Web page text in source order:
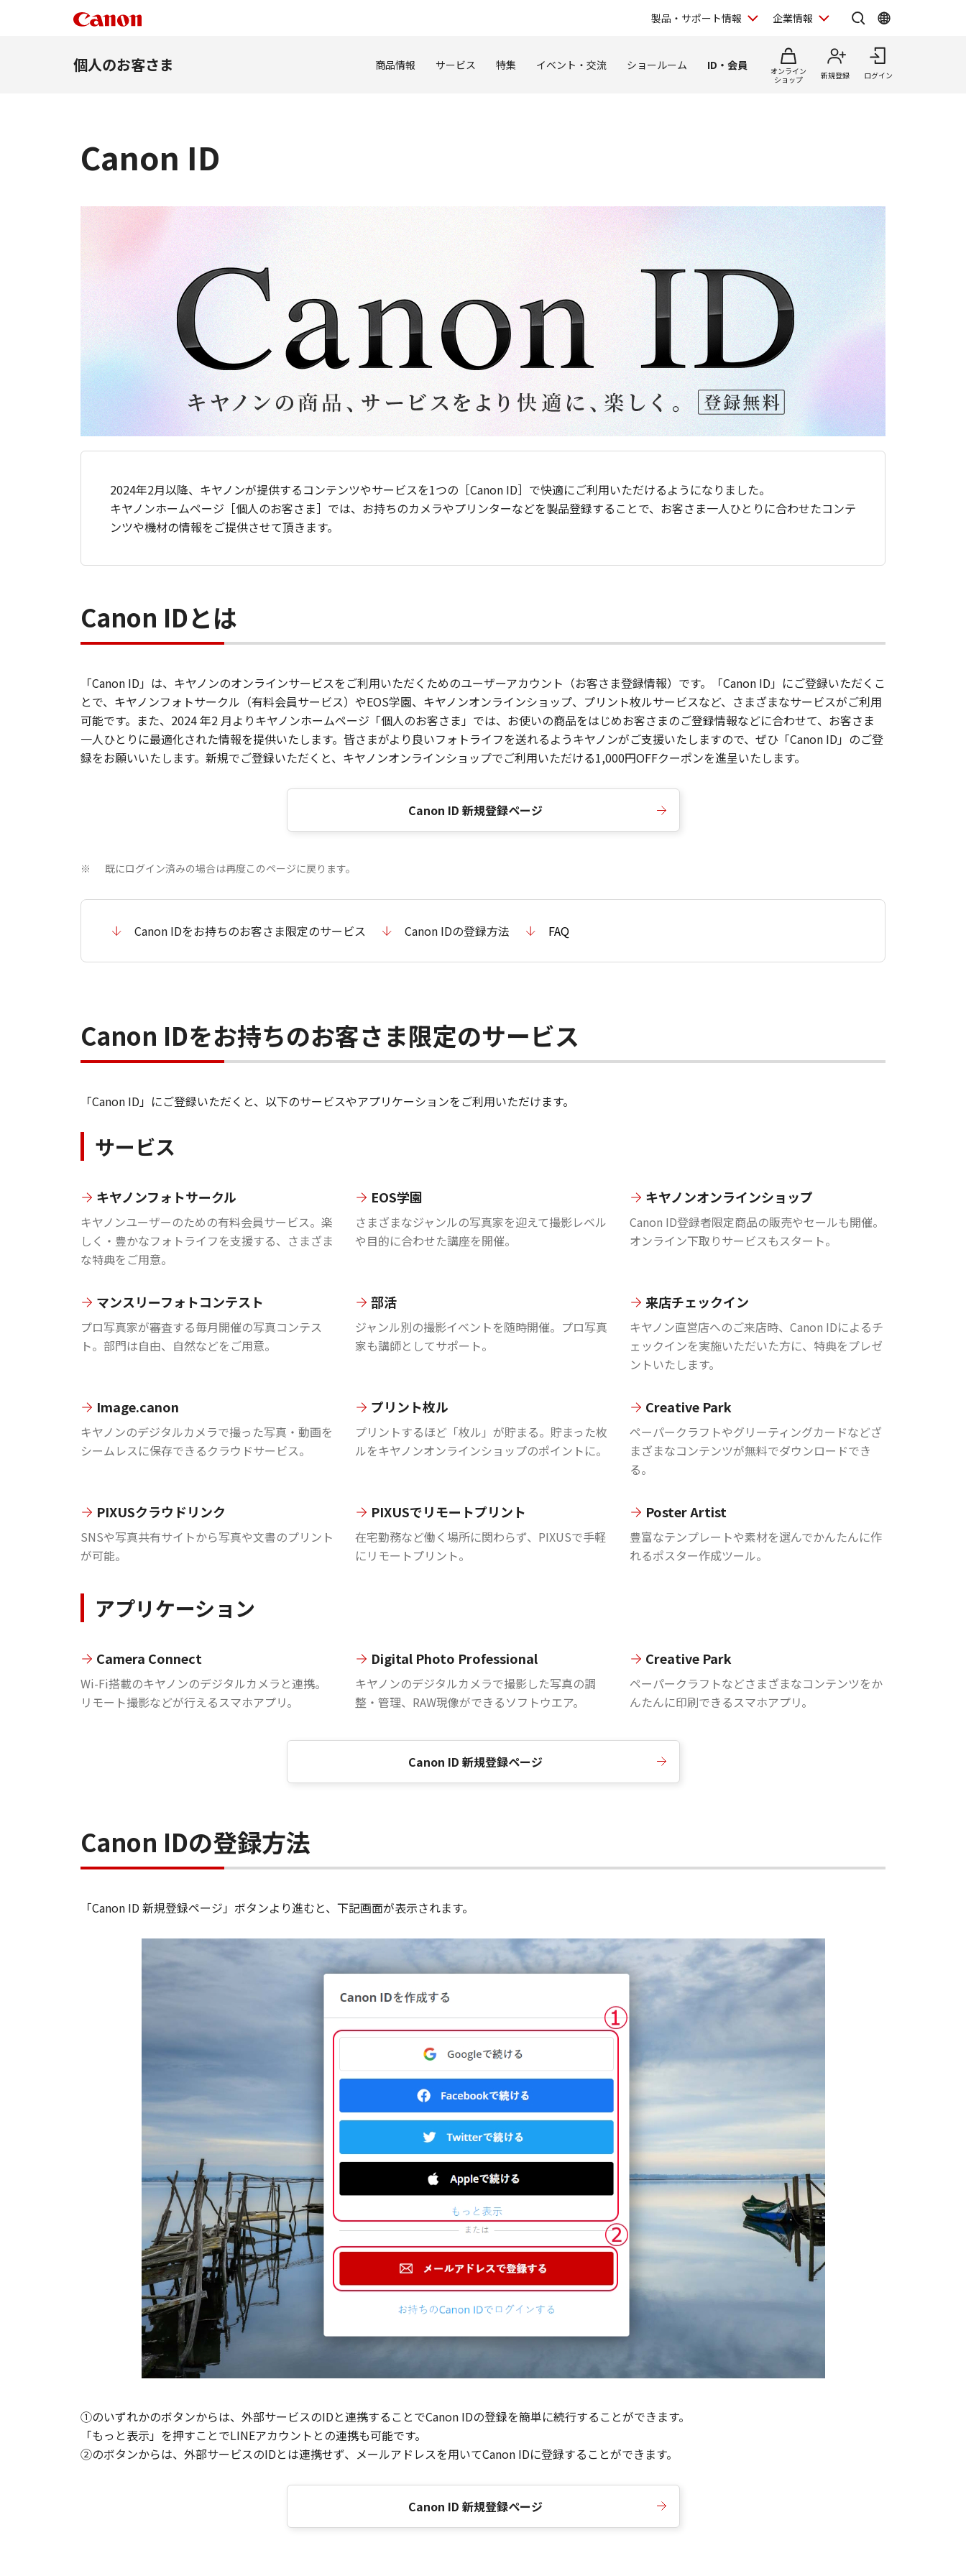
製品・サポート情報 企業情報
個人のお客さま 商品情報 サービス 特集 イベント・交流 ショールーム ID・会員
オンライン
ショップ
新規登録 ログイン
Canon ID
2024年2月以降、キヤノンが提供するコンテンツやサービスを1つの［Canon ID］で快適にご利用いただけるようになりました。
キヤノンホームページ［個人のお客さま］では、お持ちのカメラやプリンターなどを製品登録することで、お客さま一人ひとりに合わせたコンテ
ンツや機材の情報をご提供させて頂きます。
Canon IDとは
「Canon ID」は、キヤノンのオンラインサービスをご利用いただくためのユーザーアカウント（お客さま登録情報）です。「Canon ID」にご登録いただくこ
とで、キヤノンフォトサークル（有料会員サービス）やEOS学園、キヤノンオンラインショップ、プリント枚ルサービスなど、さまざまなサービスがご利用
可能です。また、2024 年2 月よりキヤノンホームページ「個人のお客さま」では、お使いの商品をはじめお客さまのご登録情報などに合わせて、お客さま
一人ひとりに最適化された情報を提供いたします。皆さまがより良いフォトライフを送れるようキヤノンがご支援いたしますので、ぜひ「Canon ID」のご登
録をお願いいたします。新規でご登録いただくと、キヤノンオンラインショップでご利用いただける1,000円OFFクーポンを進呈いたします。
Canon ID 新規登録ページ
※ 既にログイン済みの場合は再度このページに戻ります。
Canon IDをお持ちのお客さま限定のサービス Canon IDの登録方法 FAQ
Canon IDをお持ちのお客さま限定のサービス
「Canon ID」にご登録いただくと、以下のサービスやアプリケーションをご利用いただけます。
サービス
キヤノンフォトサークル
キヤノンユーザーのための有料会員サービス。楽
しく・豊かなフォトライフを支援する、さまざま
な特典をご用意。
EOS学園
さまざまなジャンルの写真家を迎えて撮影レベル
や目的に合わせた講座を開催。
キヤノンオンラインショップ
Canon ID登録者限定商品の販売やセールも開催。
オンライン下取りサービスもスタート。
マンスリーフォトコンテスト
プロ写真家が審査する毎月開催の写真コンテス
ト。部門は自由、自然などをご用意。
部活
ジャンル別の撮影イベントを随時開催。プロ写真
家も講師としてサポート。
来店チェックイン
キヤノン直営店へのご来店時、Canon IDによるチ
ェックインを実施いただいた方に、特典をプレゼ
ントいたします。
Image.canon
キヤノンのデジタルカメラで撮った写真・動画を
シームレスに保存できるクラウドサービス。
プリント枚ル
プリントするほど「枚ル」が貯まる。貯まった枚
ルをキヤノンオンラインショップのポイントに。
Creative Park
ペーパークラフトやグリーティングカードなどざ
まざまなコンテンツが無料でダウンロードでき
る。
PIXUSクラウドリンク
SNSや写真共有サイトから写真や文書のプリント
が可能。
PIXUSでリモートプリント
在宅勤務など働く場所に関わらず、PIXUSで手軽
にリモートプリント。
Poster Artist
豊富なテンプレートや素材を選んでかんたんに作
れるポスター作成ツール。
アプリケーション
Camera Connect
Wi-Fi搭載のキヤノンのデジタルカメラと連携。
リモート撮影などが行えるスマホアプリ。
Digital Photo Professional
キヤノンのデジタルカメラで撮影した写真の調
整・管理、RAW現像ができるソフトウエア。
Creative Park
ペーパークラフトなどさまざまなコンテンツをか
んたんに印刷できるスマホアプリ。
Canon ID 新規登録ページ
Canon IDの登録方法
「Canon ID 新規登録ページ」ボタンより進むと、下記画面が表示されます。
①のいずれかのボタンからは、外部サービスのIDと連携することでCanon IDの登録を簡単に続行することができます。
「もっと表示」を押すことでLINEアカウントとの連携も可能です。
②のボタンからは、外部サービスのIDとは連携せず、メールアドレスを用いてCanon IDに登録することができます。
Canon ID 新規登録ページ